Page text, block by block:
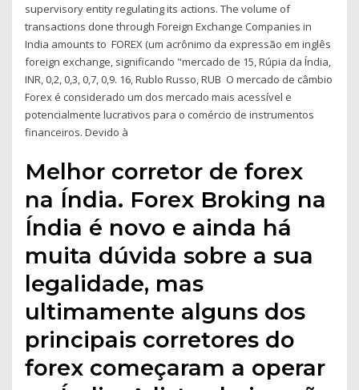
supervisory entity regulating its actions. The volume of
transactions done through Foreign Exchange Companies in
India amounts to FOREX (um acrônimo da expressão em inglês
foreign exchange, significando "mercado de 15, Rúpia da Índia,
INR, 0,2, 0,3, 0,7, 0,9. 16, Rublo Russo, RUB O mercado de câmbio
Forex é considerado um dos mercado mais acessível e
potencialmente lucrativos para o comércio de instrumentos
financeiros. Devido à
Melhor corretor de forex
na Índia. Forex Broking na
Índia é novo e ainda há
muita dúvida sobre a sua
legalidade, mas
ultimamente alguns dos
principais corretores do
forex começaram a operar